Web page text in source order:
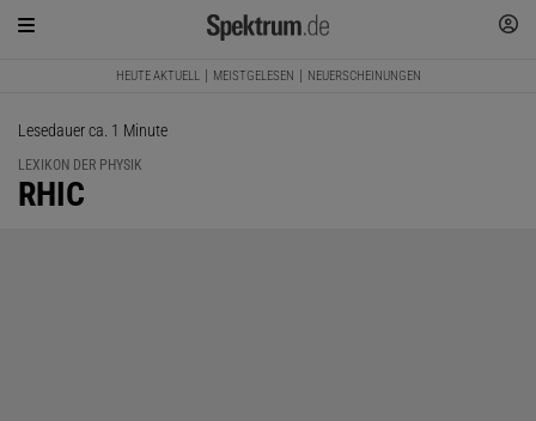
HEUTE AKTUELL MEISTGELESEN NEUERSCHEINUNGEN
Lesedauer ca. 1 Minute
LEXIKON DER PHYSIK
:
RHIC